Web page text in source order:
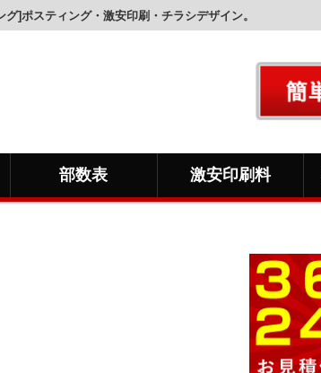
]ポスティング・激安印刷・チラシデザイン。
部数表 激安印刷料